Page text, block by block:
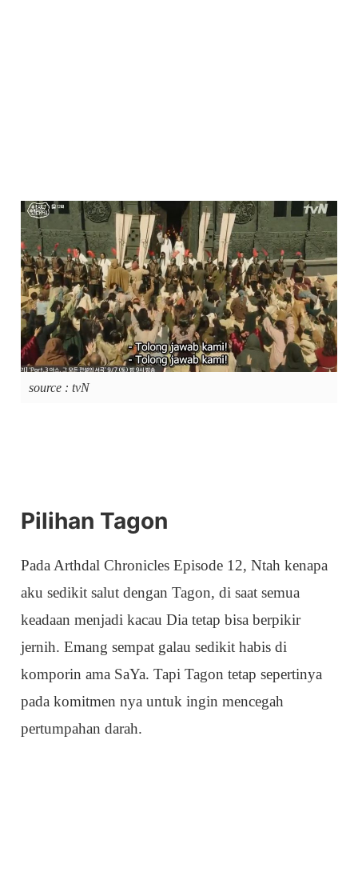
source : tvN
Pilihan Tagon
Pada Arthdal Chronicles Episode 12, Ntah kenapa
aku sedikit salut dengan Tagon, di saat semua
keadaan menjadi kacau Dia tetap bisa berpikir
jernih. Emang sempat galau sedikit habis di
komporin ama SaYa. Tapi Tagon tetap sepertinya
pada komitmen nya untuk ingin mencegah
pertumpahan darah.